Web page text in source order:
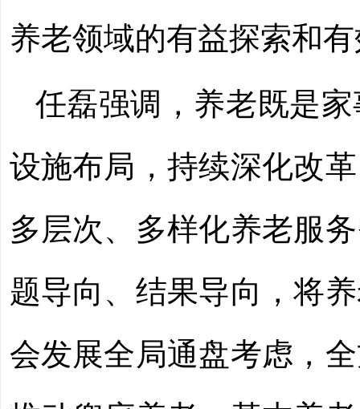
养老领域的有益探索和
任磊强调，养老既是
设施布局，持续深化改
多层次、多样化养老服
题导向、结果导向，将
会发展全局通盘考虑，